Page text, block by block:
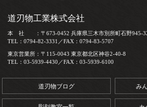
道刃物工業株式会社
本 社 ：〒673-0452 兵庫県三木市別所町石野945-
TEL：0794-82-3331／FAX：0794-83-5707
東京営業所：〒115-0043 東京都北区神谷2-40-8
TEL：03-5939-4430／FAX：03-5939-6100
道刃物ブログ み